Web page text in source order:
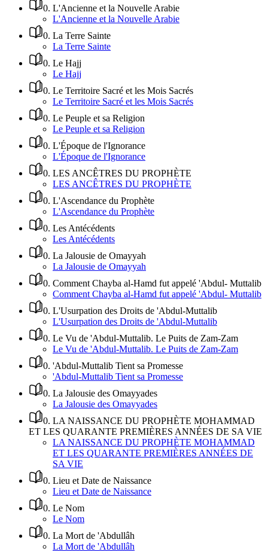
0. L'Ancienne et la Nouvelle Arabie
L'Ancienne et la Nouvelle Arabie
0. La Terre Sainte
La Terre Sainte
0. Le Hajj
Le Hajj
0. Le Territoire Sacré et les Mois Sacrés
Le Territoire Sacré et les Mois Sacrés
0. Le Peuple et sa Religion
Le Peuple et sa Religion
0. L'Époque de l'Ignorance
L'Époque de l'Ignorance
0. LES ANCÊTRES DU PROPHÈTE
LES ANCÊTRES DU PROPHÈTE
0. L'Ascendance du Prophète
L'Ascendance du Prophète
0. Les Antécédents
Les Antécédents
0. La Jalousie de Omayyah
La Jalousie de Omayyah
0. Comment Chayba al-Hamd fut appelé 'Abdul- Muttalib
Comment Chayba al-Hamd fut appelé 'Abdul- Muttalib
0. L'Usurpation des Droits de 'Abdul-Muttalib
L'Usurpation des Droits de 'Abdul-Muttalib
0. Le Vu de 'Abdul-Muttalib. Le Puits de Zam-Zam
Le Vu de 'Abdul-Muttalib. Le Puits de Zam-Zam
0. 'Abdul-Muttalib Tient sa Promesse
'Abdul-Muttalib Tient sa Promesse
0. La Jalousie des Omayyades
La Jalousie des Omayyades
0. LA NAISSANCE DU PROPHÈTE MOHAMMAD
ET LES QUARANTE PREMIÈRES ANNÉES DE SA VIE
LA NAISSANCE DU PROPHÈTE MOHAMMAD
ET LES QUARANTE PREMIÈRES ANNÉES DE
SA VIE
0. Lieu et Date de Naissance
Lieu et Date de Naissance
0. Le Nom
Le Nom
0. La Mort de 'Abdullâh
La Mort de 'Abdullâh